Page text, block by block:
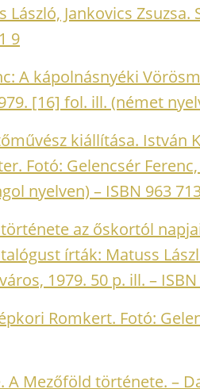
László, Jankovics
9
A kápolnásnyéki
[16] fol. ill. (német
kiállítása. István
Fotó: Gelencsér
nyelven) – ISBN 963
az őskortól
írták: Matuss
1979. 50 p. ill. –
Romkert. Fotó:
A Mezőföld története. –